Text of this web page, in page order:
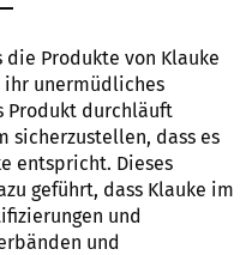
Produkte von Klauke
unermüdliches
Produkt durchläuft
sicherzustellen, dass es
entspricht. Dieses
geführt, dass Klauke im
und
und